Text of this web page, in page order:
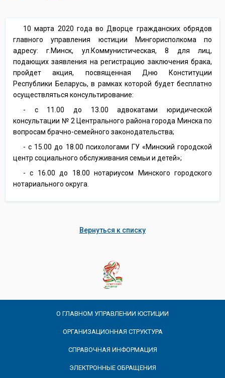
10 марта 2020 года во Дворце гражданских обрядов
главного управления юстиции Мингорисполкома по
адресу: г.Минск, ул.Коммунистическая, 8 для лиц,
подающих заявления на регистрацию заключения брака,
пройдет акция, посвященная Дню Конституции
Республики Беларусь, в рамках которой будет бесплатно
осуществляться консультирование:
- с 11.00 до 13.00 адвокатами юридической
консультации № 2 Центрального района города Минска по
вопросам брачно-семейного законодательства;
- с 15.00 до 18.00 психологами ГУ «Минский городской
центр социального обслуживания семьи и детей»;
- с 16.00 до 18.00 нотариусом Минского городского
нотариального округа.
Вернуться к списку
О ГЛАВНОМ УПРАВЛЕНИИ ЮСТИЦИИ
ОРГАНИЗАЦИОННАЯ СТРУКТУРА
СПРАВОЧНАЯ ИНФОРМАЦИЯ
ЭЛЕКТРОННЫЕ ОБРАЩЕНИЯ